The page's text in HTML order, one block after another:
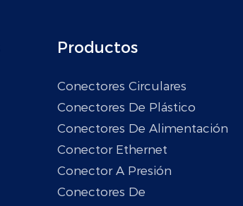
Productos
Conectores Circulares
Conectores De Plástico
Conectores De Alimentación
Conector Ethernet
Conector A Presión
Conectores De